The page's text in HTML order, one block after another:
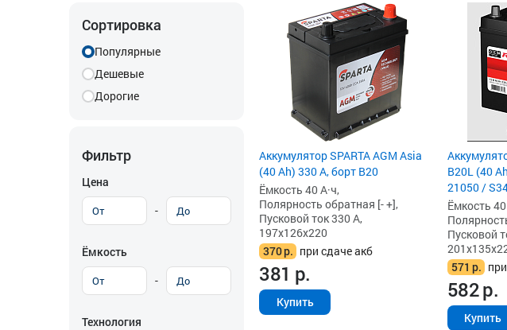
Сортировка
Популярные
Дешевые
Дорогие
Фильтр
Цена
-
Ёмкость
-
Технология
Аккумулятор SPARTA AGM Asia
(40 Ah) 330 А, борт B20
Ёмкость 40 А·ч,
Полярность обратная [- +],
Пусковой ток 330 А,
197x126x220
370р. при сдаче акб
381 р.
Купить
B20L (40
21050 /
Ёмкость 40
Пусковой
571 р.
582р.
Купить